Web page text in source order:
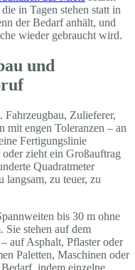
in Tagen stehen statt in
der Bedarf anhält, und
wieder gebraucht wird.
und
Zulieferer,
engen Toleranzen – an
Fertigungslinie
zieht ein Großauftrag
Quadratmeter
langsam, zu teuer, zu
bis 30 m ohne
Sie stehen auf dem
auf Asphalt, Pflaster oder
Paletten, Maschinen oder
indem einzelne